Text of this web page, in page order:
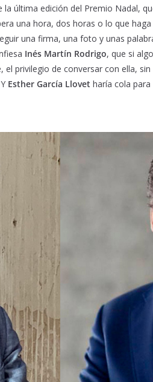
la última edición del Premio Nadal,
una hora, dos horas o lo que
una firma, una foto y unas
Inés Martín Rodrigo, que si
el privilegio de conversar con ella,
Esther García Llovet haría cola